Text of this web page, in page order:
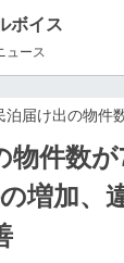
ボイス
ュース
泊届け出の物件
物件数が
増加、